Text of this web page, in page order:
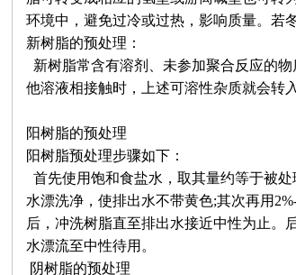
环境中，避免过冷或过热，影响质量。若
新树脂的预处理：
新树脂常含有溶剂、未参加聚合反应的
他溶液相接触时，上述可溶性杂质就会转
阳树脂的预处理
阳树脂预处理步骤如下：
首先使用饱和食盐水，取其量约等于被
水漂洗净，使排出水不带黄色;其次再用
后，冲洗树脂直至排出水接近中性为止。
水漂流至中性待用。
阴树脂的预处理